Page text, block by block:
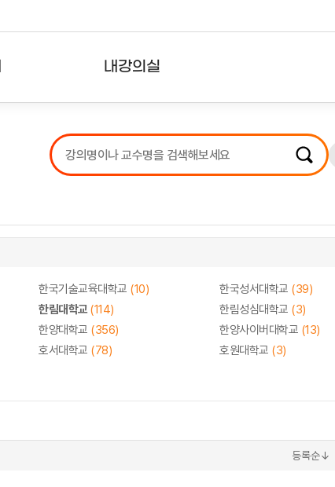
내강의실
강의리스트
수강확인증강의
한국기술교육대학교 (10) 한국성서대학교 (39)
한림대학교(114) 한림성심대학교 (3)
한양대학교 (356) 한양사이버대학교 (13)
호서대학교 (78) 호원대학교 (3)
등록순↓